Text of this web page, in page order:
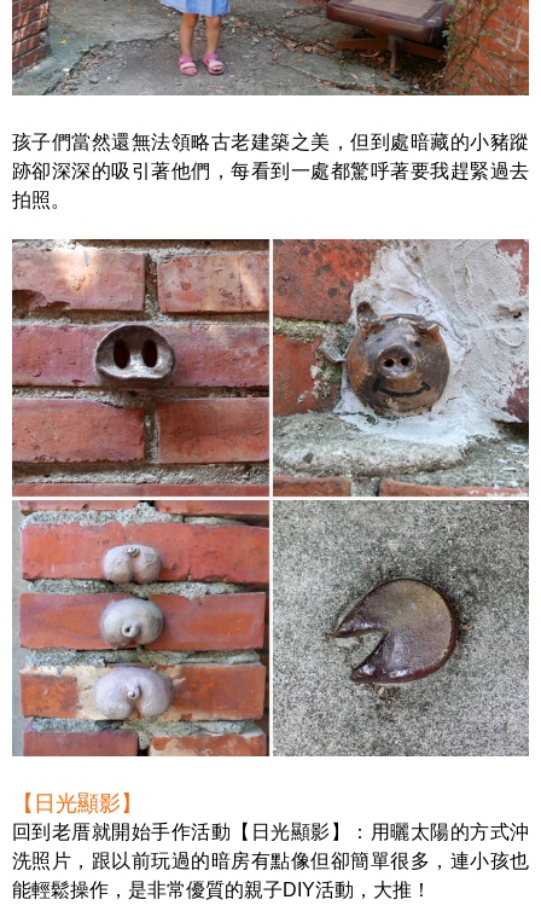
孩子們當然還無法領略古老建築之美，但到處暗藏的小豬蹤
跡卻深深的吸引著他們，每看到一處都驚呼著要我趕緊過去
拍照。
【日光顯影】
回到老厝就開始手作活動【日光顯影】：用曬太陽的方式沖
洗照片，跟以前玩過的暗房有點像但卻簡單很多，連小孩也
能輕鬆操作，是非常優質的親子DIY活動，大推！